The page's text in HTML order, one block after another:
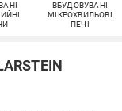
ВБУДОВУВАНІ
МІКРОХВИЛЬОВІ
ПЕЧІ